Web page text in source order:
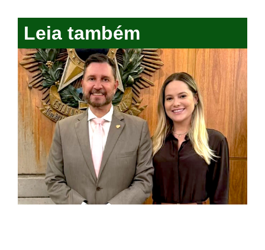
Leia também